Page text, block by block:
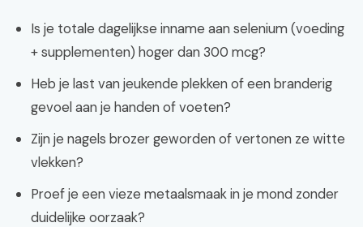
Is je totale dagelijkse inname aan selenium (voeding
+ supplementen) hoger dan 300 mcg?
Heb je last van jeukende plekken of een branderig
gevoel aan je handen of voeten?
Zijn je nagels brozer geworden of vertonen ze witte
vlekken?
Proef je een vieze metaalsmaak in je mond zonder
duidelijke oorzaak?